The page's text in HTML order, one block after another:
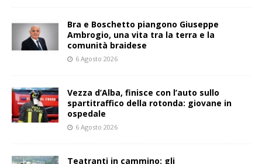
Bra e Boschetto piangono Giuseppe
Ambrogio, una vita tra la terra e la
comunità braidese
6 Agosto 2026
Vezza d’Alba, finisce con l’auto sullo
spartitraffico della rotonda: giovane in
ospedale
6 Agosto 2026
Teatranti in cammino: gli